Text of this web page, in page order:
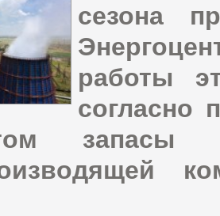
сезона
работы
согласно
запасы